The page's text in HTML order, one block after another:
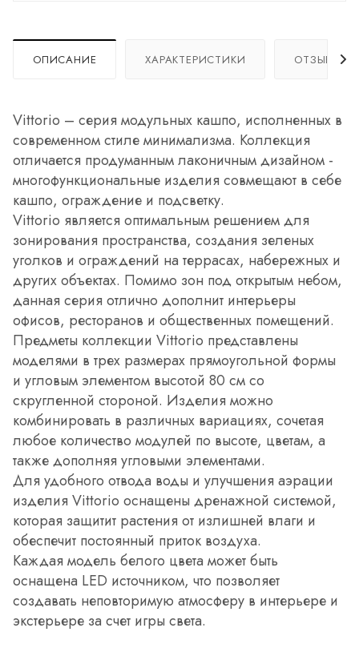
ОПИСАНИЕ ХАРАКТЕРИСТИКИ ОТЗЫВЫ
Vittorio – серия модульных кашпо, исполненных в
современном стиле минимализма. Коллекция
отличается продуманным лаконичным дизайном -
многофункциональные изделия совмещают в себе
кашпо, ограждение и подсветку.
Vittorio является оптимальным решением для
зонирования пространства, создания зеленых
уголков и ограждений на террасах, набережных и
других объектах. Помимо зон под открытым небом,
данная серия отлично дополнит интерьеры
офисов, ресторанов и общественных помещений.
Предметы коллекции Vittorio представлены
моделями в трех размерах прямоугольной формы
и угловым элементом высотой 80 см со
скругленной стороной. Изделия можно
комбинировать в различных вариациях, сочетая
любое количество модулей по высоте, цветам, а
также дополняя угловыми элементами.
Для удобного отвода воды и улучшения аэрации
изделия Vittorio оснащены дренажной системой,
которая защитит растения от излишней влаги и
обеспечит постоянный приток воздуха.
Каждая модель белого цвета может быть
оснащена LED источником, что позволяет
создавать неповторимую атмосферу в интерьере и
экстерьере за счет игры света.